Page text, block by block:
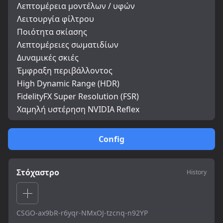
Config
Στόχαστρο History
CSGO-ax9bR-r6yqr-NMxOJ-tzcnq-n92YP
Λεπτομέρεια μοντέλων / υφών
Λειτουργία φίλτρου
Ποιότητα σκίασης
Λεπτομέρειες σωματιδίων
Δυναμικές σκιές
Έμφραξη περιβάλλοντος
High Dynamic Range (HDR)
FidelityFX Super Resolution (FSR)
Χαμηλή υστέρηση NVIDIA Reflex